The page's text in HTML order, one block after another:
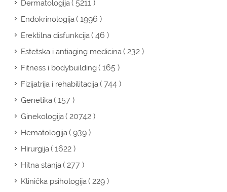
Dermatologija( 5211 )
Endokrinologija( 1996 )
Erektilna disfunkcija( 46 )
Estetska i antiaging medicina( 232 )
Fitness i bodybuilding( 165 )
Fizijatrija i rehabilitacija( 744 )
Genetika( 157 )
Ginekologija( 20742 )
Hematologija( 939 )
Hirurgija( 1622 )
Hitna stanja( 277 )
Klinička psihologija( 229 )